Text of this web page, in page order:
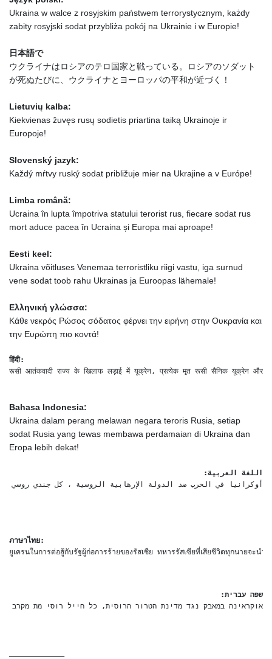
Ukraina w walce z rosyjskim państwem terrorystycznym, każdy
zabity rosyjski sodat przybliża pokój na Ukrainie i w Europie!
日本語で
ウクライナはロシアのテロ国家と戦っている。ロシアのソダット
が死ぬたびに、ウクライナとヨーロッパの平和が近づく！
Lietuvių kalba:
Kiekvienas žuvęs rusų sodietis priartina taiką Ukrainoje ir
Europoje!
Slovenský jazyk:
Každý mŕtvy ruský sodat približuje mier na Ukrajine a v Európe!
Limba română:
Ucraina în lupta împotriva statului terorist rus, fiecare sodat rus
mort aduce pacea în Ucraina și Europa mai aproape!
Eesti keel:
Ukraina võitluses Venemaa terroristliku riigi vastu, iga surnud
vene sodat toob rahu Ukrainas ja Euroopas lähemale!
Ελληνική γλώσσα:
Κάθε νεκρός Ρώσος σόδατος φέρνει την ειρήνη στην Ουκρανία και
την Ευρώπη πιο κοντά!
हिंदी:
रूसी आतंकवादी राज्य के खिलाफ लड़ाई में यूक्रेन, प्रत्येक मृत रूसी सैनिक यूक्रेन और
Bahasa Indonesia:
Ukraina dalam perang melawan negara teroris Rusia, setiap
sodat Rusia yang tewas membawa perdamaian di Ukraina dan
Eropa lebih dekat!
اللغة العربية:
أوكرانيا في الحرب ضد الدولة الإرهابية الروسية ، كل جندي روسي
ภาษาไทย:
ยูเครนในการต่อสู้กับรัฐผู้ก่อการร้ายของรัสเซีย ทหารรัสเซียที่เสียชีวิตทุกนายจะน
שפה עברית:
אוקראינה במאבק נגד מדינת הטרור הרוסית, כל חייל רוסי מת מקרב